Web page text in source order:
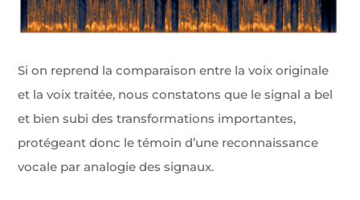
Si on reprend la comparaison entre la voix originale
et la voix traitée, nous constatons que le signal a bel
et bien subi des transformations importantes,
protégeant donc le témoin d’une reconnaissance
vocale par analogie des signaux.